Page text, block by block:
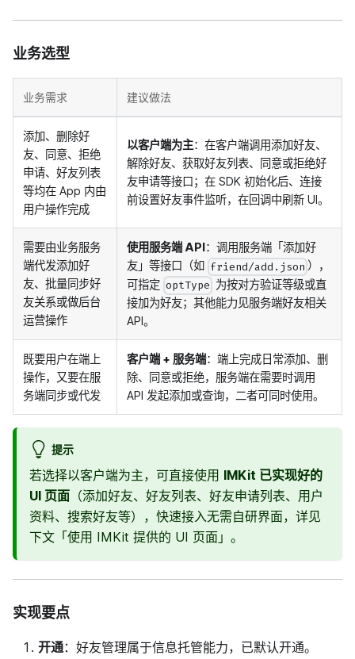
业务选型
业务需求 建议做法
添加、删除好
友、同意、拒绝
申请、好友列表
等均在 App 内由
用户操作完成
以客户端为主：在客户端调用添加好友、
解除好友、获取好友列表、同意或拒绝好
友申请等接口；在 SDK 初始化后、连接
前设置好友事件监听，在回调中刷新 UI。
需要由业务服务
端代发添加好
友、批量同步好
友关系或做后台
运营操作
使用服务端 API：调用服务端「添加好
友」等接口（如 friend/add.json ），
可指定 optType 为按对方验证等级或直
接加为好友；其他能力见服务端好友相关
API。
既要用户在端上
操作，又要在服
务端同步或代发
客户端 + 服务端：端上完成日常添加、删
除、同意或拒绝，服务端在需要时调用
API 发起添加或查询，二者可同时使用。
提示
若选择以客户端为主，可直接使用 IMKit 已实现好的
UI 页面 （添加好友、好友列表、好友申请列表、用户
资料、搜索好友等），快速接入无需自研界面，详见
下文「使用 IMKit 提供的 UI 页面」。
实现要点
开通：好友管理属于信息托管能力，已默认开通。